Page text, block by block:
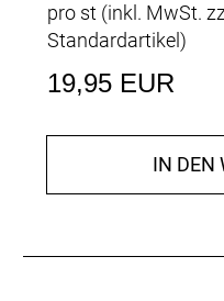
pro st (inkl. MwSt.
Standardartikel)
19,95 EUR
IN DEN